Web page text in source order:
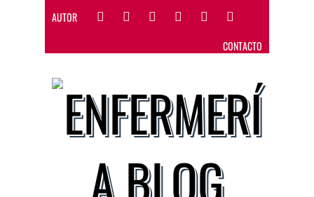
AUTOR
CONTACTO